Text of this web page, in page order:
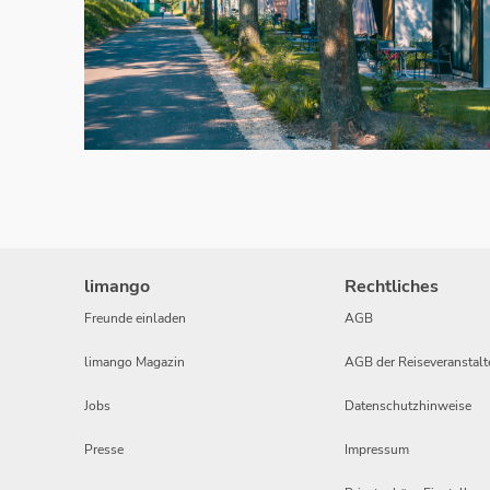
limango
Freunde einladen
limango Magazin
Jobs
Presse
Rechtliches
AGB
AGB der
Datenschutzhinweise
Impressum